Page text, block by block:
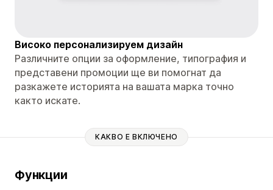
Високо персонализируем дизайн
Различните опции за оформление, типография и
представени промоции ще ви помогнат да
разкажете историята на вашата марка точно
както искате.
КАКВО Е ВКЛЮЧЕНО
Функции